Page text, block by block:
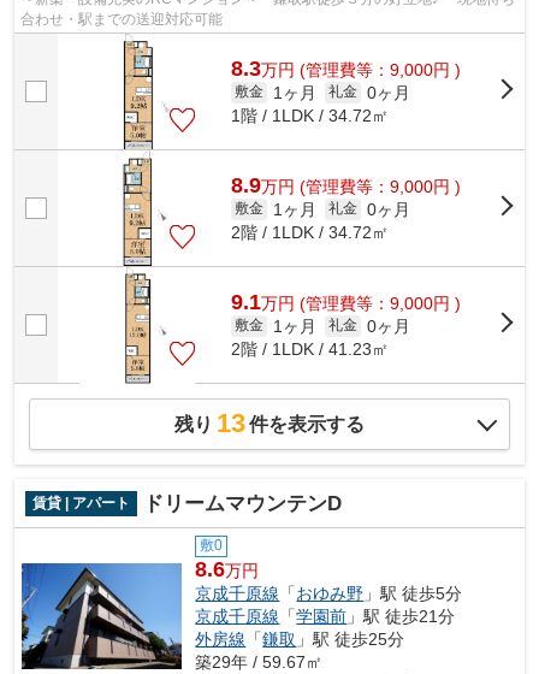
合わせ・駅までの送迎対応可能
8.3万円 (管理費等：9,000円 )
敷金 1ヶ月 礼金 0ヶ月
1階 / 1LDK / 34.72㎡
8.9万円 (管理費等：9,000円 )
敷金 1ヶ月 礼金 0ヶ月
2階 / 1LDK / 34.72㎡
9.1万円 (管理費等：9,000円 )
敷金 1ヶ月 礼金 0ヶ月
2階 / 1LDK / 41.23㎡
残り 13件を表示する
賃貸 | アパート ドリームマウンテンD
敷0
8.6万円
京成千原線 「おゆみ野 」駅 徒歩5分
京成千原線 「学園前 」駅 徒歩21分
外房線 「鎌取 」駅 徒歩25分
築29年 / 59.67㎡